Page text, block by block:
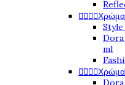

Dora
ml

Dora